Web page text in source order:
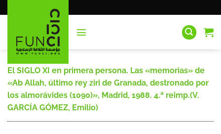
al
El SIGLO XI en primera persona. Las «memorias» de
«Ab Allah, último rey ziri de Granada, destronado por
los almorávides (1090)», Madrid, 1988. 4.ª reimp.(V.
GARCÍA GÓMEZ, Emilio)